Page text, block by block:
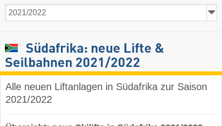
Südafrika: neue Lifte &
Seilbahnen 2021/2022
Alle neuen Liftanlagen in Südafrika zur Saison
2021/2022